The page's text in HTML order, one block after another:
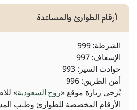
أرقام الطوارئ والمساعدة
الشرطة: 999
الإسعاف: 997
حوادث السير: 993
أمن الطريق: 996
يُرجى زيارة موقع «روح السعودية»
الأرقام المخصصة للطوارئ وطلب